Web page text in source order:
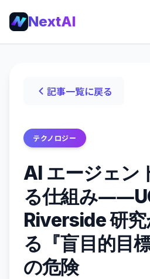
NextAI
記事一覧に戻る
テクノロジー
AI エージェン
る仕組み
Riverside 研
る『盲目的目
の危険